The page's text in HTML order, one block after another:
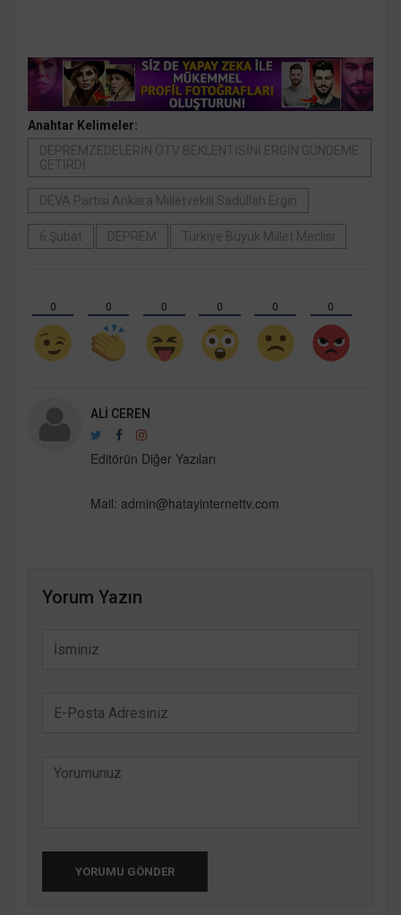
Anahtar Kelimeler:
DEPREMZEDELERİN ÖTV BEKLENTİSİNİ ERGİN GÜNDEME
GETİRDİ
DEVA Partisi Ankara Milletvekili Sadullah Ergin
6 Şubat DEPREM Türkiye Büyük Millet Meclisi
0 0 0 0 0 0
ALI CEREN
Editörün Diğer Yazıları
Mail: admin@hatayinternettv.com
Yorum Yazın
YORUMU GÖNDER